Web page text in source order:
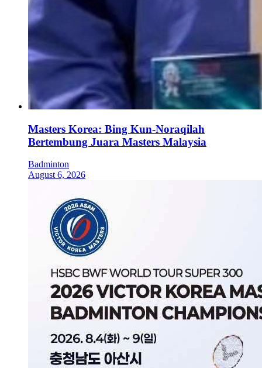
Masters Korea: Bing Kun-Noraqilah
Bertembung Juara Masters Malaysia
Badminton
August 6, 2026